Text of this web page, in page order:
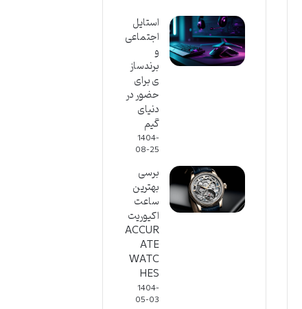
استایل
اجتماعی
و
برندساز
ی برای
حضور در
دنیای
گیم
1404-
08-25
برسی
بهترین
ساعت
اکیوریت
ACCUR
ATE
WATC
HES
1404-
05-03